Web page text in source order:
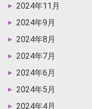
2024年11月
2024年9月
2024年8月
2024年7月
2024年6月
2024年5月
2024年4月